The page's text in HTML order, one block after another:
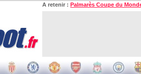
A retenir : Palmarès Coupe du